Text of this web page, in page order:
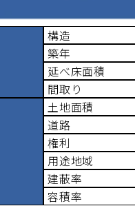
構造
築年
延べ床面積
間取り
土地面積
道路
権利
用途地域
建蔽率
容積率